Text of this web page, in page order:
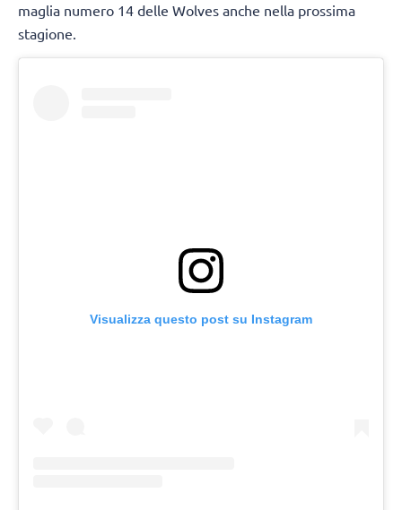
maglia numero 14 delle Wolves anche nella prossima
stagione.
Visualizza questo post su Instagram